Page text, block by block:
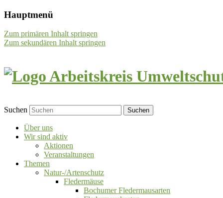
Hauptmenü
Zum primären Inhalt springen
Zum sekundären Inhalt springen
Suchen
Über uns
Wir sind aktiv
Aktionen
Veranstaltungen
Themen
Natur-/Artenschutz
Fledermäuse
Bochumer Fledermausarten